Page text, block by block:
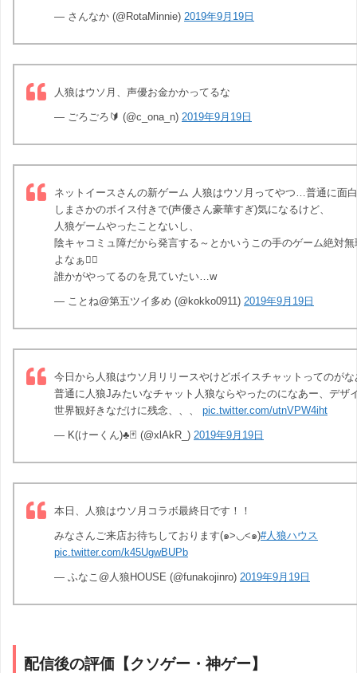
— さんなか (@RotaMinnie) 2019年9月19日
人狼はウソ月、声優お金かかってるな
— ごろごろ🔰 (@c_ona_n) 2019年9月19日
ネットイースさんの新ゲーム 人狼はウソ月ってやつ…普通に面
しまさかのボイス付きで(声優さん豪華すぎ)気になるけど、
人狼ゲームやったことないし、
陰キャコミュ障だから発言する～とかいうこの手のゲーム絶対
よなぁ🤦‍♀️
誰かがやってるのを見ていたい…w
— ことね@第五ツイ多め (@kokko0911) 2019年9月19日
今日から人狼はウソ月リリースやけどボイスチャットってのが
普通に人狼Jみたいなチャット人狼ならやったのになあー、デザ
世界観好きなだけに残念、、、 pic.twitter.com/utnVPW4iht
— K(けーくん)♣️🃏 (@xlAkR_) 2019年9月19日
本日、人狼はウソ月コラボ最終日です！！
みなさんご来店お待ちしております(๑>◡<๑)#人狼ハウス
pic.twitter.com/k45UgwBUPb
— ふなこ@人狼HOUSE (@funakojinro) 2019年9月19日
配信後の評価【クソゲー・神ゲー】